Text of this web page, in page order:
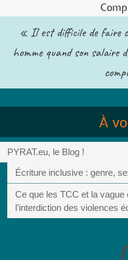
« Il est difficile de faire
homme quand son salaire
À
PYRAT.eu, le Blog !
Écriture inclusive : genre,
Ce que les TCC et la
l’interdiction des violences